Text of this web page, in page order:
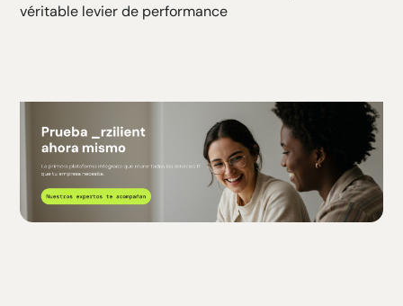
véritable levier de performance